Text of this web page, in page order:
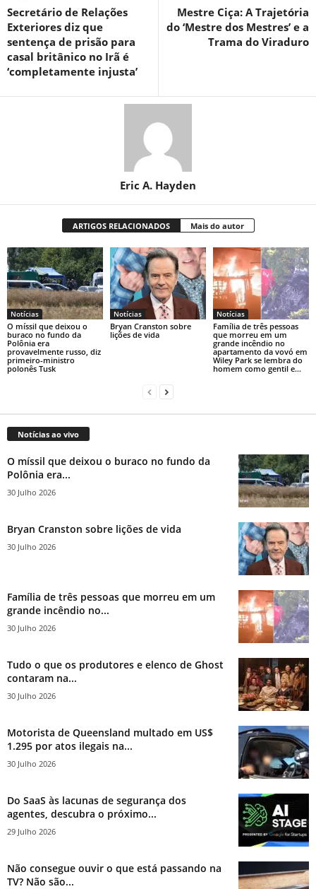
Secretário de Relações
Exteriores diz que
sentença de prisão para
casal britânico no Irã é
‘completamente injusta’
Mestre Ciça: A Trajetória
do ‘Mestre dos Mestres’ e a
Trama do Viraduro
Eric A. Hayden
ARTIGOS RELACIONADOS Mais do autor
Notícias
O míssil que deixou o
buraco no fundo da
Polônia era
provavelmente russo, diz
primeiro-ministro
polonês Tusk
Notícias
Bryan Cranston sobre
lições de vida
Notícias
Família de três pessoas
que morreu em um
grande incêndio no
apartamento da vovó em
Wiley Park se lembra do
homem como gentil e...
Notícias ao vivo
O míssil que deixou o buraco no fundo da
Polônia era...
30 Julho 2026
Bryan Cranston sobre lições de vida
30 Julho 2026
Família de três pessoas que morreu em um
grande incêndio no...
30 Julho 2026
Tudo o que os produtores e elenco de Ghost
contaram na...
30 Julho 2026
Motorista de Queensland multado em US$
1.295 por atos ilegais na...
30 Julho 2026
Do SaaS às lacunas de segurança dos
agentes, descubra o próximo...
29 Julho 2026
Não consegue ouvir o que está passando na
TV? Não são...